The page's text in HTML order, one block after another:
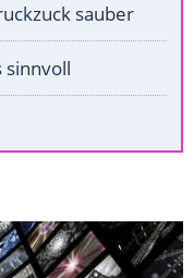
sauber
sinnvoll